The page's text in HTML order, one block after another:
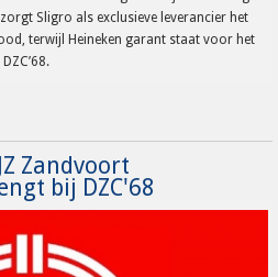
Sligro als exclusieve leverancier het
terwijl Heineken garant staat voor het
Zandvoort
bij DZC'68